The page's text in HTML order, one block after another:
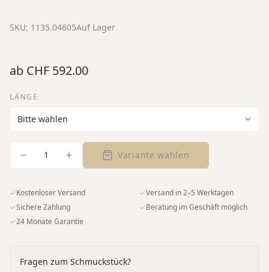
SKU: 1135.04605Auf Lager
ab CHF 592.00
LÄNGE
1 Variante wählen
✓Kostenloser Versand ✓Versand in 2–5 Werktagen
✓Sichere Zahlung ✓Beratung im Geschäft möglich
✓24 Monate Garantie
Fragen zum Schmuckstück?